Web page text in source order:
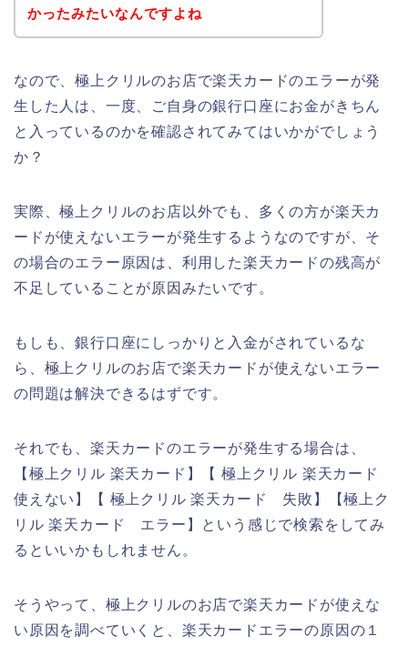
かったみたいなんですよね
なので、極上クリルのお店で楽天カードのエラーが発
生した人は、一度、ご自身の銀行口座にお金がきちん
と入っているのかを確認されてみてはいかがでしょう
か？
実際、極上クリルのお店以外でも、多くの方が楽天カ
ードが使えないエラーが発生するようなのですが、そ
の場合のエラー原因は、利用した楽天カードの残高が
不足していることが原因みたいです。
もしも、銀行口座にしっかりと入金がされているな
ら、極上クリルのお店で楽天カードが使えないエラー
の問題は解決できるはずです。
それでも、楽天カードのエラーが発生する場合は、
【極上クリル 楽天カード】【 極上クリル 楽天カード
使えない】【 極上クリル 楽天カード 失敗】【極上ク
リル 楽天カード エラー】という感じで検索をしてみ
るといいかもしれません。
そうやって、極上クリルのお店で楽天カードが使えな
い原因を調べていくと、楽天カードエラーの原因の１